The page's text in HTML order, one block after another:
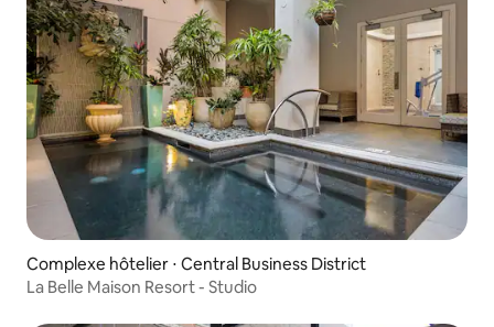
Complexe hôtelier ⋅ Central Business District
La Belle Maison Resort - Studio